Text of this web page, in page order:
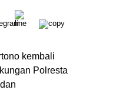
kembali
Polresta